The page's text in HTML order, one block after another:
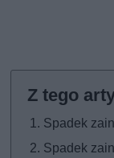
Spadek
Spadek